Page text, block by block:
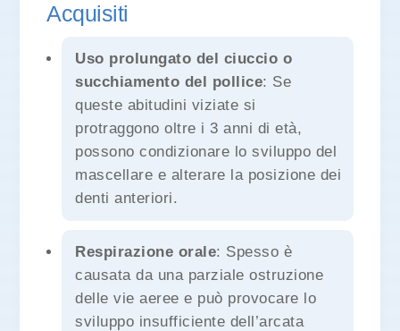
Acquisiti
Uso prolungato del ciuccio o
succhiamento del pollice: Se
queste abitudini viziate si
protraggono oltre i 3 anni di età,
possono condizionare lo sviluppo del
mascellare e alterare la posizione dei
denti anteriori.
Respirazione orale: Spesso è
causata da una parziale ostruzione
delle vie aeree e può provocare lo
sviluppo insufficiente dell’arcata